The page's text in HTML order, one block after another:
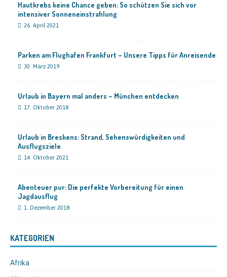
Hautkrebs keine Chance geben: So schützen Sie sich vor
intensiver Sonneneinstrahlung
26. April 2021
Parken am Flughafen Frankfurt – Unsere Tipps für Anreisende
30. März 2019
Urlaub in Bayern mal anders – München entdecken
17. Oktober 2018
Urlaub in Breskens: Strand, Sehenswürdigkeiten und
Ausflugsziele
14. Oktober 2021
Abenteuer pur: Die perfekte Vorbereitung für einen
Jagdausflug
1. Dezember 2018
KATEGORIEN
Afrika